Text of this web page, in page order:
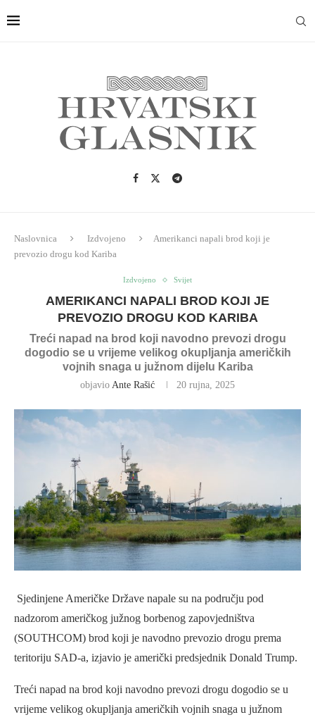
Naslovnica Izdvojeno
Amerikanci napali brod koji je
prevozio drogu kod Kariba
Izdvojeno Svijet
AMERIKANCI NAPALI BROD KOJI JE
PREVOZIO DROGU KOD KARIBA
Treći napad na brod koji navodno prevozi drogu
dogodio se u vrijeme velikog okupljanja američkih
vojnih snaga u južnom dijelu Kariba
objavio Ante Rašić 20 rujna, 2025
Sjedinjene Američke Države napale su na području pod
nadzorom američkog južnog borbenog zapovjedništva
(SOUTHCOM) brod koji je navodno prevozio drogu prema
teritoriju SAD-a, izjavio je američki predsjednik Donald Trump.
Treći napad na brod koji navodno prevozi drogu dogodio se u
vrijeme velikog okupljanja američkih vojnih snaga u južnom